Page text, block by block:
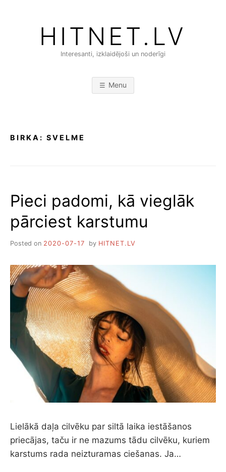
HITNET.LV
Interesanti, izklaidējoši un noderīgi
Menu
BIRKA: SVELME
Pieci padomi, kā vieglāk
pārciest karstumu
Posted on 2020-07-17 by HITNET.LV
Lielākā daļa cilvēku par siltā laika iestāšanos
priecājas, taču ir ne mazums tādu cilvēku, kuriem
karstums rada neizturamas ciešanas. Ja…